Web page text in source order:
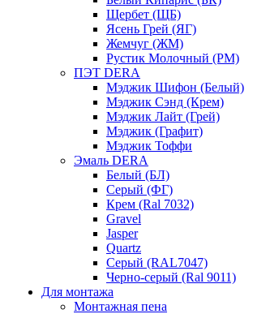
Щербет (ЩБ)
Ясень Грей (ЯГ)
Жемчуг (ЖМ)
Рустик Молочный (РМ)
ПЭТ DERA
Мэджик Шифон (Белый)
Мэджик Сэнд (Крем)
Мэджик Лайт (Грей)
Мэджик (Графит)
Мэджик Тоффи
Эмаль DERA
Белый (БЛ)
Серый (ФГ)
Крем (Ral 7032)
Gravel
Jasper
Quartz
Серый (RAL7047)
Черно-серый (Ral 9011)
Для монтажа
Монтажная пена